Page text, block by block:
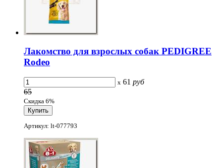
Лакомство для взрослых собак PEDIGREE
Rodeo
x 61 руб
65
Скидка 6%
Артикул: lt-077793